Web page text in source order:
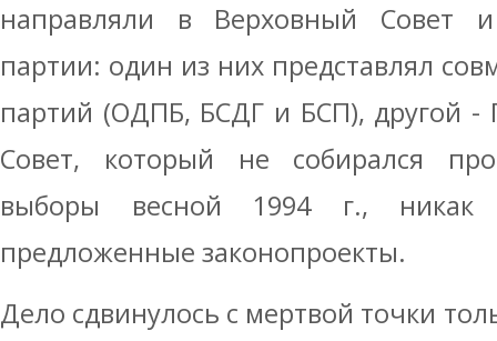
направляли в Верховный Совет и
партии: один из них представлял
партий (ОДПБ, БСДГ и БСП), другой
Совет, который не собирался
выборы весной 1994 г., никак
предложенные законопроекты.
Дело сдвинулось с мертвой точки